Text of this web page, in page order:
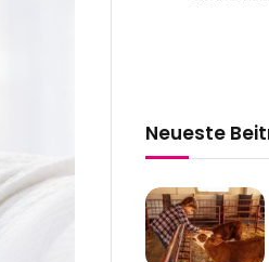
Neueste